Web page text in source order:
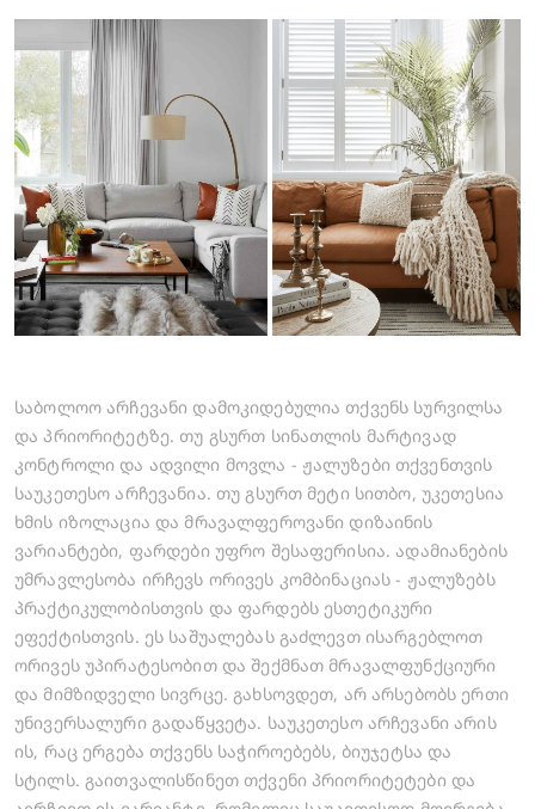
საბოლოო არჩევანი დამოკიდებულია თქვენს სურვილსა
და პრიორიტეტზე. თუ გსურთ სინათლის მარტივად
კონტროლი და ადვილი მოვლა - ჟალუზები თქვენთვის
საუკეთესო არჩევანია. თუ გსურთ მეტი სითბო, უკეთესია
ხმის იზოლაცია და მრავალფეროვანი დიზაინის
ვარიანტები, ფარდები უფრო შესაფერისია. ადამიანების
უმრავლესობა ირჩევს ორივეს კომბინაციას - ჟალუზებს
პრაქტიკულობისთვის და ფარდებს ესთეტიკური
ეფექტისთვის. ეს საშუალებას გაძლევთ ისარგებლოთ
ორივეს უპირატესობით და შექმნათ მრავალფუნქციური
და მიმზიდველი სივრცე. გახსოვდეთ, არ არსებობს ერთი
უნივერსალური გადაწყვეტა. საუკეთესო არჩევანი არის
ის, რაც ერგება თქვენს საჭიროებებს, ბიუჯეტსა და
სტილს. გაითვალისწინეთ თქვენი პრიორიტეტები და